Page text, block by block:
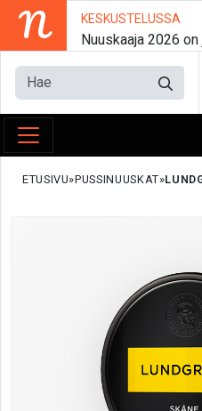
N KESKUSTELUSSA
Nuuskaaja 2026
ETUSIVU PUSSINUUSKAT